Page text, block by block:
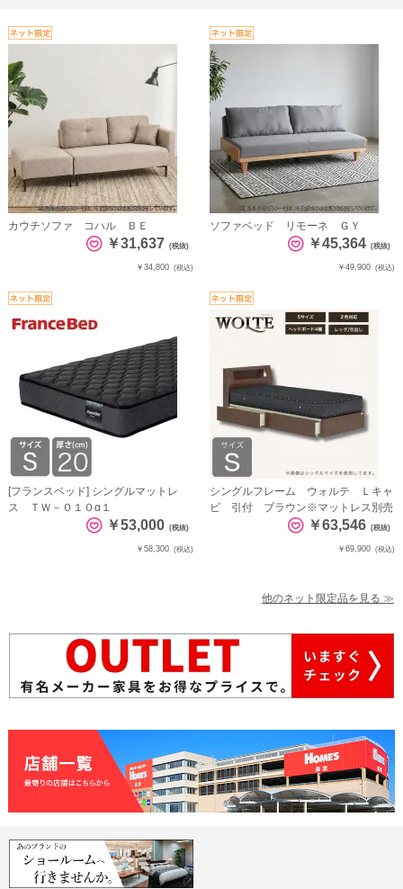
カウチソファ コハル ＢＥ
￥31,637 (税抜)
￥34,800 (税込)
ソファベッド リモーネ ＧＹ
￥45,364 (税抜)
￥49,900 (税込)
[フランスベッド] シングルマットレ
ス ＴＷ－０１０α１
￥53,000 (税抜)
￥58,300 (税込)
シングルフレーム ウォルテ Ｌキャ
ビ 引付 ブラウン※マットレス別売
￥63,546 (税抜)
￥69,900 (税込)
他のネット限定品を見る ≫